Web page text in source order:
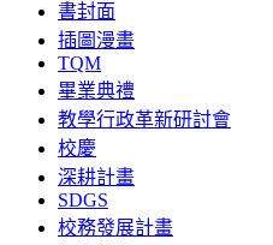
書封面
插圖漫畫
TQM
畢業典禮
教學行政革新研討會
校慶
深耕計畫
SDGS
校務發展計畫